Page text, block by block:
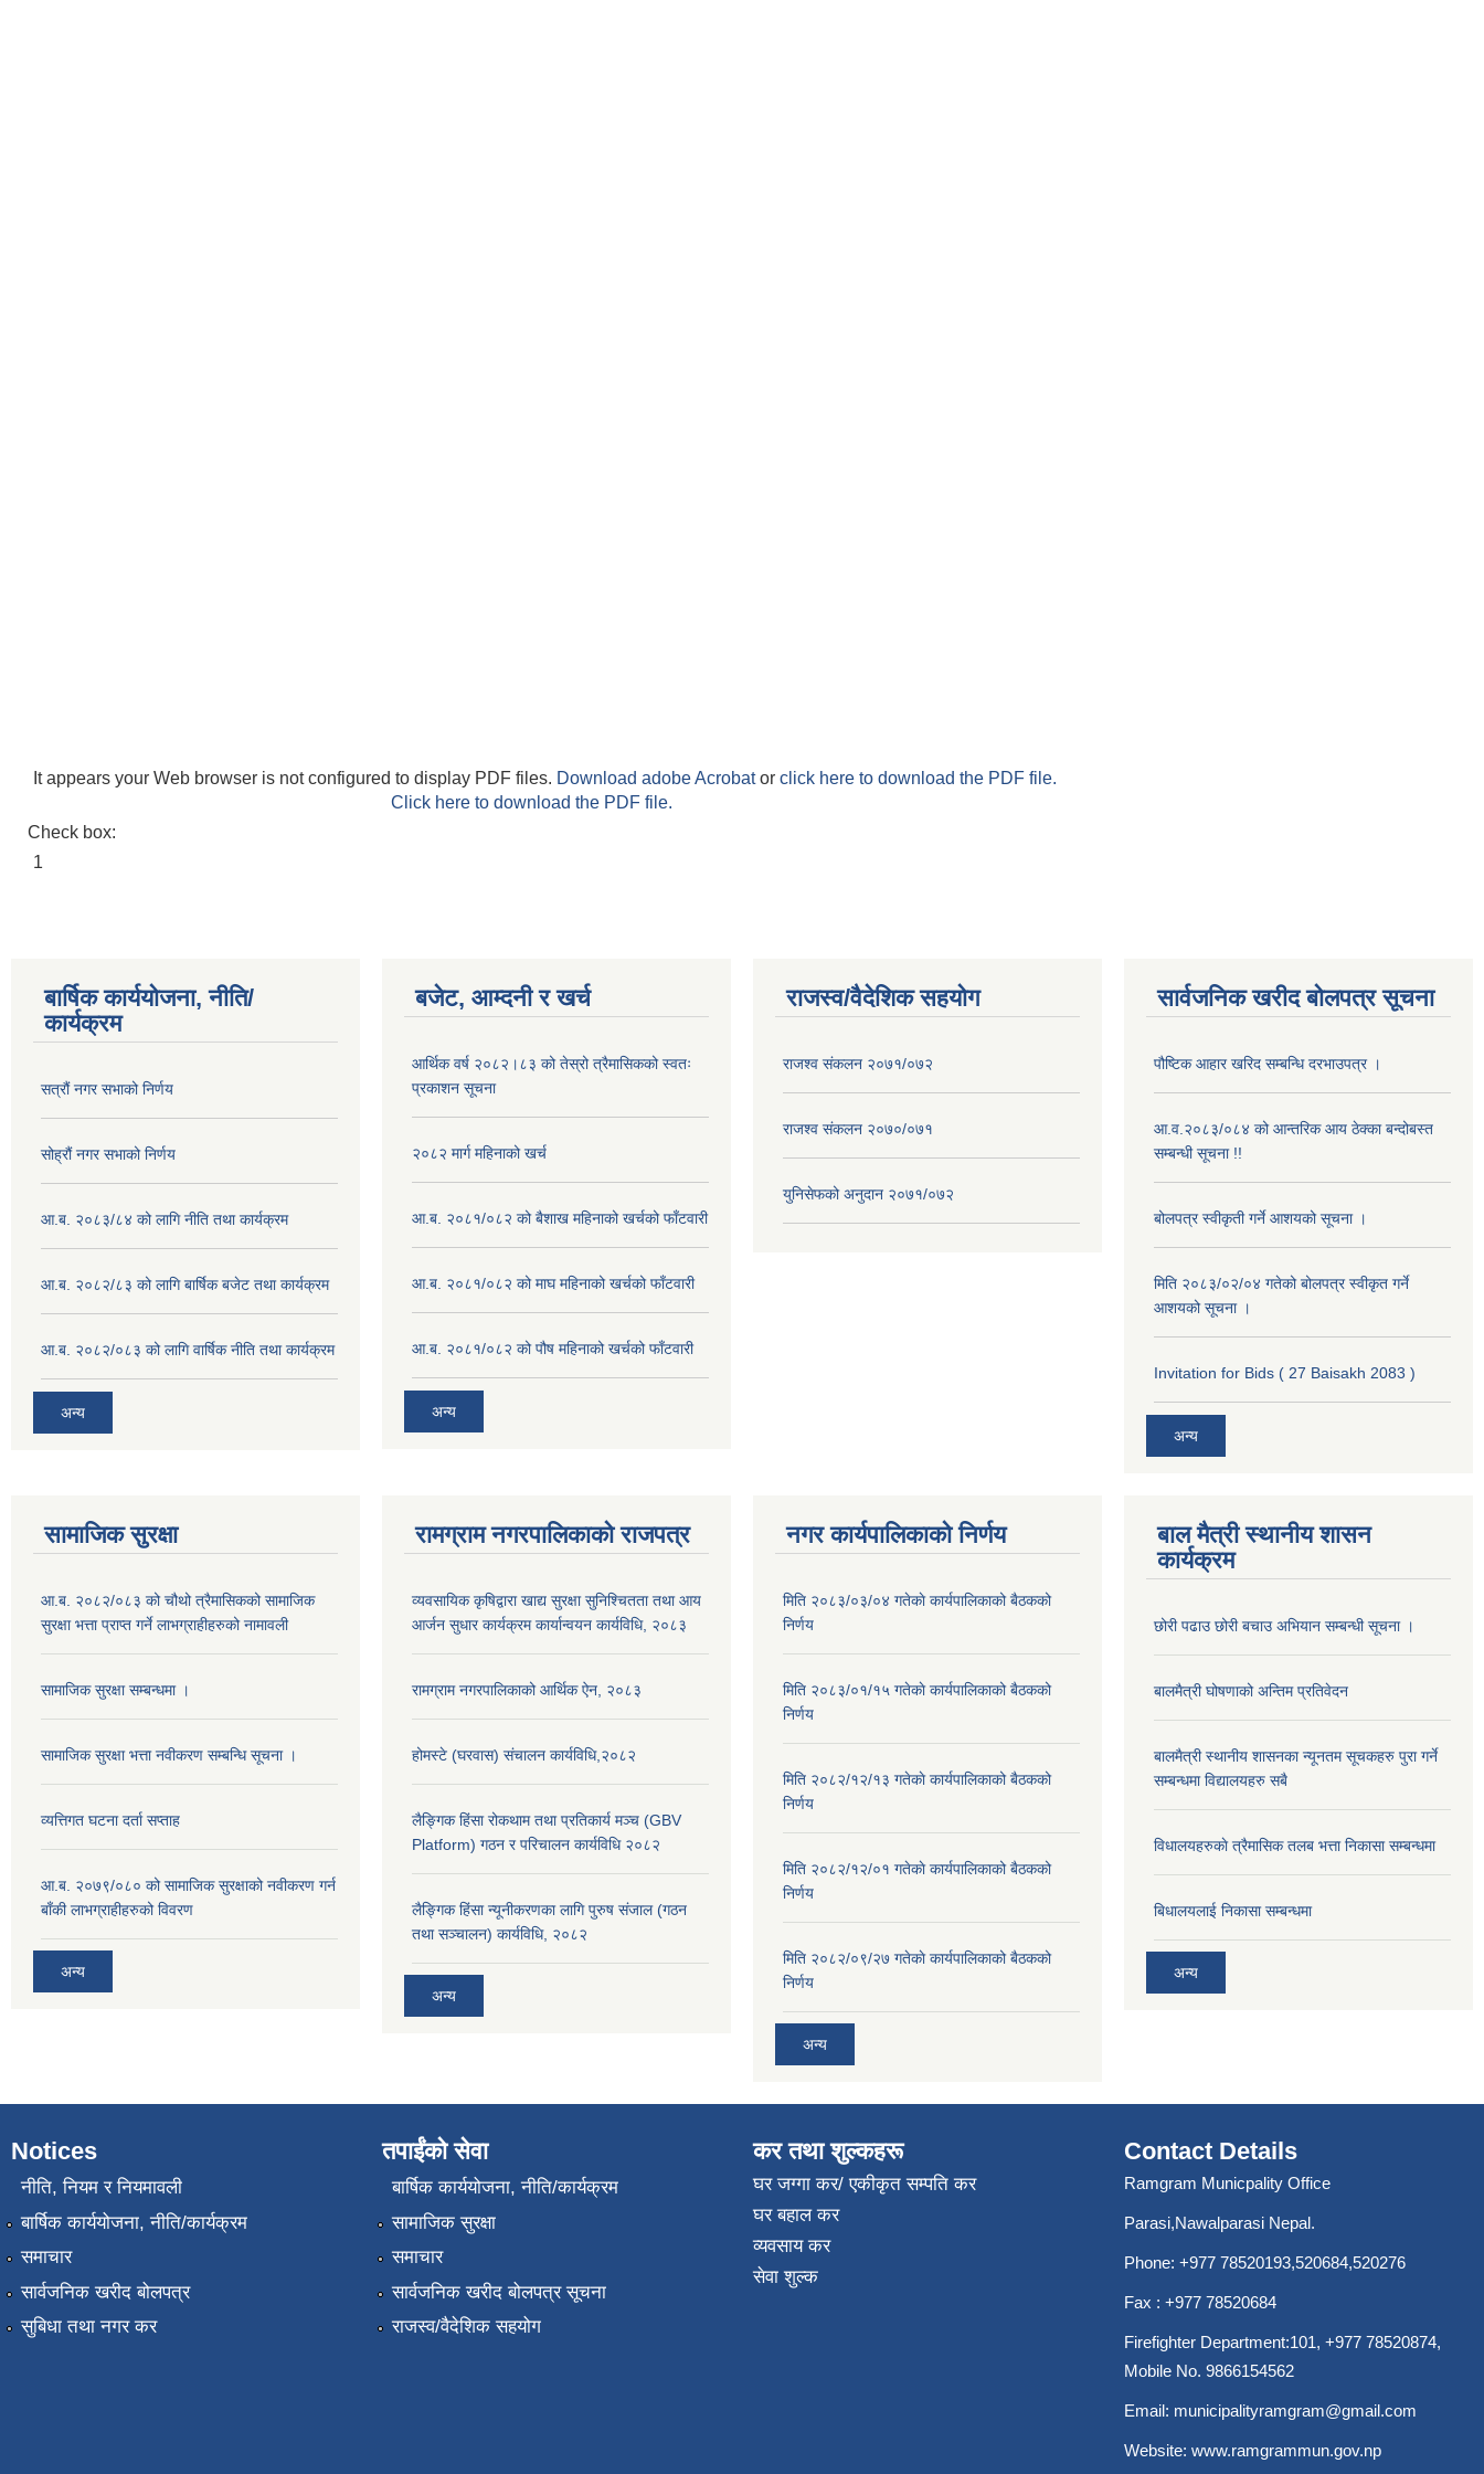
It appears your Web browser is not configured to display PDF files. Download adobe Acrobator click here to download the PDF file.
Click here to download the PDF file.
Check box:
1
बार्षिक कार्ययोजना, नीति/
कार्यक्रम
सत्रौं नगर सभाको निर्णय
सोह्रौं नगर सभाको निर्णय
आ.ब. २०८३/८४ को लागि नीति तथा कार्यक्रम
आ.ब. २०८२/८३ को लागि बार्षिक बजेट तथा कार्यक्रम
आ.ब. २०८२/०८३ को लागि वार्षिक नीति तथा कार्यक्रम
अन्य
बजेट, आम्दनी र खर्च
आर्थिक वर्ष २०८२।८३ को तेस्रो त्रैमासिकको स्वतः
प्रकाशन सूचना
२०८२ मार्ग महिनाको खर्च
आ.ब. २०८१/०८२ को बैशाख महिनाको खर्चको फाँटवारी
आ.ब. २०८१/०८२ को माघ महिनाको खर्चको फाँटवारी
आ.ब. २०८१/०८२ को पौष महिनाको खर्चको फाँटवारी
अन्य
राजस्व/वैदेशिक सहयोग
राजश्व संकलन २०७१/०७२
राजश्व संकलन २०७०/०७१
युनिसेफको अनुदान २०७१/०७२
सार्वजनिक खरीद बोलपत्र सूचना
पौष्टिक आहार खरिद सम्बन्धि दरभाउपत्र ।
आ.व.२०८३/०८४ को आन्तरिक आय ठेक्का बन्दोबस्त
सम्बन्धी सूचना !!
बोलपत्र स्वीकृती गर्ने आशयको सूचना ।
मिति २०८३/०२/०४ गतेको बोलपत्र स्वीकृत गर्ने
आशयको सूचना ।
Invitation for Bids ( 27 Baisakh 2083 )
अन्य
सामाजिक सुरक्षा
आ.ब. २०८२/०८३ को चौथो त्रैमासिकको सामाजिक
सुरक्षा भत्ता प्राप्त गर्ने लाभग्राहीहरुको नामावली
सामाजिक सुरक्षा सम्बन्धमा ।
सामाजिक सुरक्षा भत्ता नवीकरण सम्बन्धि सूचना ।
व्यत्तिगत घटना दर्ता सप्ताह
आ.ब. २०७९/०८० को सामाजिक सुरक्षाको नवीकरण गर्न
बाँकी लाभग्राहीहरुको विवरण
अन्य
रामग्राम नगरपालिकाको राजपत्र
व्यवसायिक कृषिद्वारा खाद्य सुरक्षा सुनिश्चितता तथा आय
आर्जन सुधार कार्यक्रम कार्यान्वयन कार्यविधि, २०८३
रामग्राम नगरपालिकाको आर्थिक ऐन, २०८३
होमस्टे (घरवास) संचालन कार्यविधि,२०८२
लैङ्गिक हिंसा रोकथाम तथा प्रतिकार्य मञ्च (GBV
Platform) गठन र परिचालन कार्यविधि २०८२
लैङ्गिक हिंसा न्यूनीकरणका लागि पुरुष संजाल (गठन
तथा सञ्चालन) कार्यविधि, २०८२
अन्य
नगर कार्यपालिकाको निर्णय
मिति २०८३/०३/०४ गतेकाे कार्यपालिकाको बैठकको
निर्णय
मिति २०८३/०१/१५ गतेकाे कार्यपालिकाको बैठकको
निर्णय
मिति २०८२/१२/१३ गतेकाे कार्यपालिकाको बैठकको
निर्णय
मिति २०८२/१२/०१ गतेकाे कार्यपालिकाको बैठकको
निर्णय
मिति २०८२/०९/२७ गतेकाे कार्यपालिकाको बैठकको
निर्णय
अन्य
बाल मैत्री स्थानीय शासन
कार्यक्रम
छोरी पढाउ छोरी बचाउ अभियान सम्बन्धी सूचना ।
बालमैत्री घोषणाको अन्तिम प्रतिवेदन
बालमैत्री स्थानीय शासनका न्यूनतम सूचकहरु पुरा गर्ने
सम्बन्धमा विद्यालयहरु सबै
विधालयहरुकाे त्रैमासिक तलब भत्ता निकासा सम्बन्धमा
बिधालयलाई निकासा सम्बन्धमा
अन्य
Notices
नीति, नियम र नियमावली
बार्षिक कार्ययोजना, नीति/कार्यक्रम
समाचार
सार्वजनिक खरीद बोलपत्र
सुबिधा तथा नगर कर
तपाईंको सेवा
बार्षिक कार्ययोजना, नीति/कार्यक्रम
सामाजिक सुरक्षा
समाचार
सार्वजनिक खरीद बोलपत्र सूचना
राजस्व/वैदेशिक सहयोग
कर तथा शुल्कहरू
घर जग्गा कर/ एकीकृत सम्पति कर
घर बहाल कर
व्यवसाय कर
सेवा शुल्क
Contact Details
Ramgram Municpality Office
Parasi,Nawalparasi Nepal.
Phone: +977 78520193,520684,520276
Fax : +977 78520684
Firefighter Department:101, +977 78520874,
Mobile No. 9866154562
Email: municipalityramgram@gmail.com
Website: www.ramgrammun.gov.np